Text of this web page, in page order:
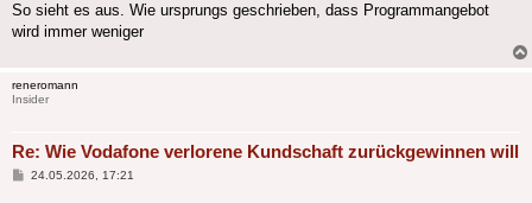
So sieht es aus. Wie ursprungs geschrieben, dass Programmangebot
wird immer weniger
reneromann
Insider
Re: Wie Vodafone verlorene Kundschaft zurückgewinnen will
Beitrag
24.05.2026, 17:21